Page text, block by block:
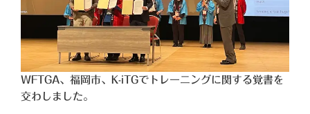
WFTGA、福岡市、K-iTGでトレーニングに関する覚書を
交わしました。